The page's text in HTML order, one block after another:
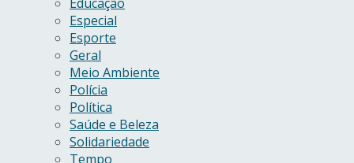
Educação
Especial
Esporte
Geral
Meio Ambiente
Polícia
Política
Saúde e Beleza
Solidariedade
Tempo